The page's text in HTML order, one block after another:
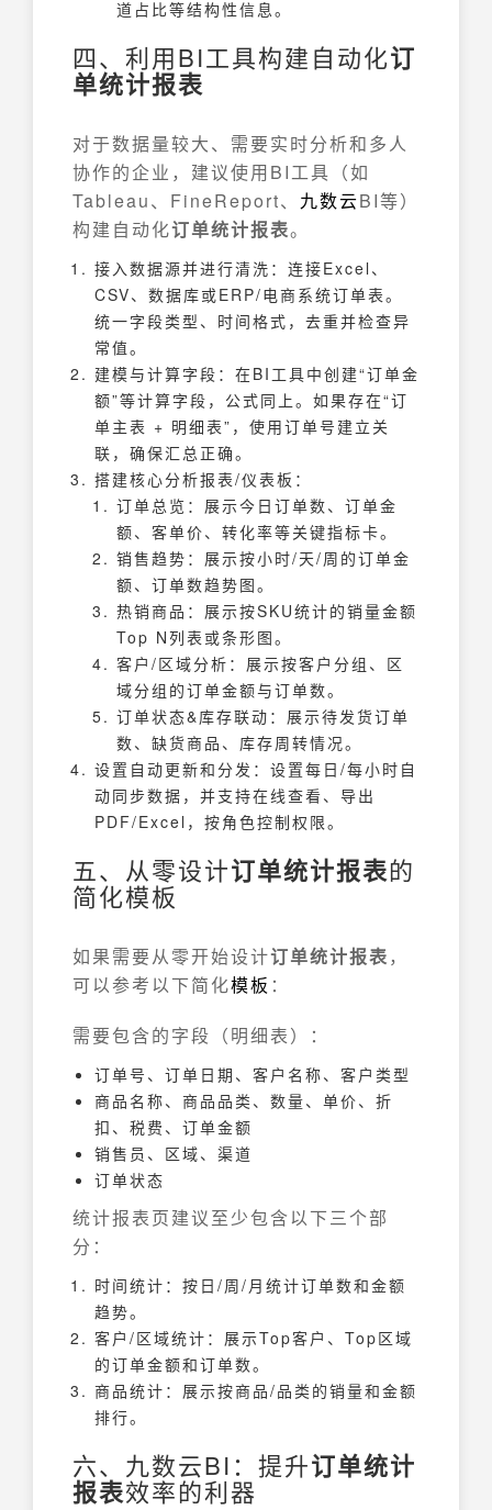
道占比等结构性信息。
四、利用BI工具构建自动化订
单统计报表
对于数据量较大、需要实时分析和多人
协作的企业，建议使用BI工具（如
Tableau、FineReport、 九数云BI等）
构建自动化订单统计报表。
接入数据源并进行清洗：连接Excel、
CSV、数据库或ERP/电商系统订单表。
统一字段类型、时间格式，去重并检查异
常值。
建模与计算字段：在BI工具中创建“订单金
额”等计算字段，公式同上。如果存在“订
单主表 + 明细表”，使用订单号建立关
联，确保汇总正确。
搭建核心分析报表/仪表板：
订单总览：展示今日订单数、订单金
额、客单价、转化率等关键指标卡。
销售趋势：展示按小时/天/周的订单金
额、订单数趋势图。
热销商品：展示按SKU统计的销量金额
Top N列表或条形图。
客户/区域分析：展示按客户分组、区
域分组的订单金额与订单数。
订单状态&库存联动：展示待发货订单
数、缺货商品、库存周转情况。
设置自动更新和分发：设置每日/每小时自
动同步数据，并支持在线查看、导出
PDF/Excel，按角色控制权限。
五、从零设计订单统计报表的
简化模板
如果需要从零开始设计订单统计报表 ，
可以参考以下简化模板 ：
需要包含的字段（明细表）：
订单号、订单日期、客户名称、客户类型
商品名称、商品品类、数量、单价、折
扣、税费、订单金额
销售员、区域、渠道
订单状态
统计报表页建议至少包含以下三个部
分：
时间统计：按日/周/月统计订单数和金额
趋势。
客户/区域统计：展示Top客户、Top区域
的订单金额和订单数。
商品统计：展示按商品/品类的销量和金额
排行。
六、九数云BI：提升订单统计
报表效率的利器